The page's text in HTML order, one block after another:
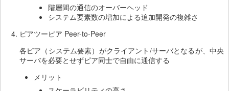
階層間の通信のオーバーヘッド
システム要素数の増加による追加開発の複雑さ
ピアツーピア Peer-to-Peer
各ピア（システム要素）がクライアント/サーバとなるが、中央
サーバを必要とせずピア同士で自由に通信する
メリット